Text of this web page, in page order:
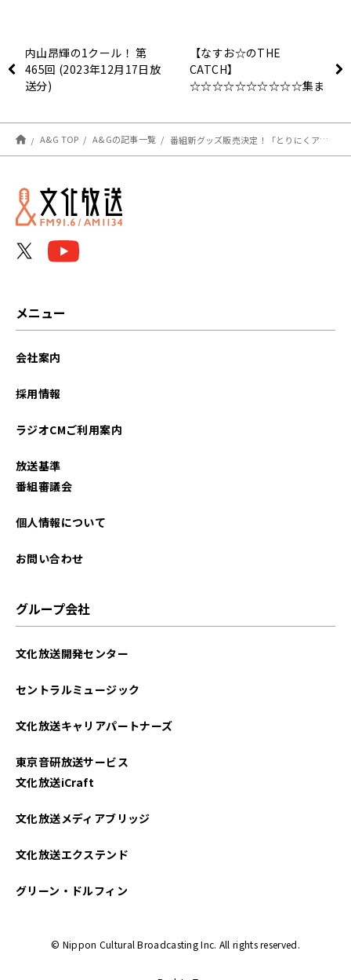
内山昂輝の1クール！ 第
465回 (2023年12月17日放
送分)
【なすお☆のTHE
CATCH】
☆☆☆☆☆☆☆☆☆☆集ま
A&G TOP A&Gの記事一覧 番組新グッズ販売決定！「とりにくアクリルキーホルダースタンド」「まよなぎTシャツ」イベント先行販売！【青山なぎさのまよわずなぎさ】
メニュー
会社案内
採用情報
ラジオCMご利用案内
放送基準
番組審議会
個人情報について
お問い合わせ
グループ会社
文化放送開発センター
セントラルミュージック
文化放送キャリアパートナーズ
東京音研放送サービス
文化放送iCraft
文化放送メディアブリッジ
文化放送エクステンド
グリーン・ドルフィン
© Nippon Cultural Broadcasting Inc. All rights reserved.